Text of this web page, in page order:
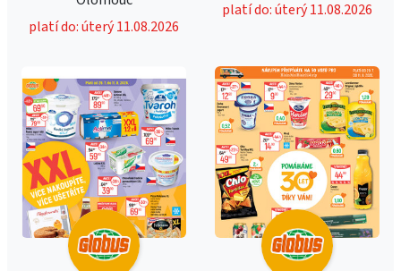
platí do: úterý 11.08.2026
platí do: úterý 11.08.2026